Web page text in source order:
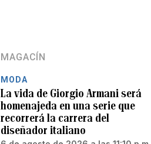
MAGACÍN
MODA
La vida de Giorgio Armani será
homenajeda en una serie que
recorrerá la carrera del
diseñador italiano